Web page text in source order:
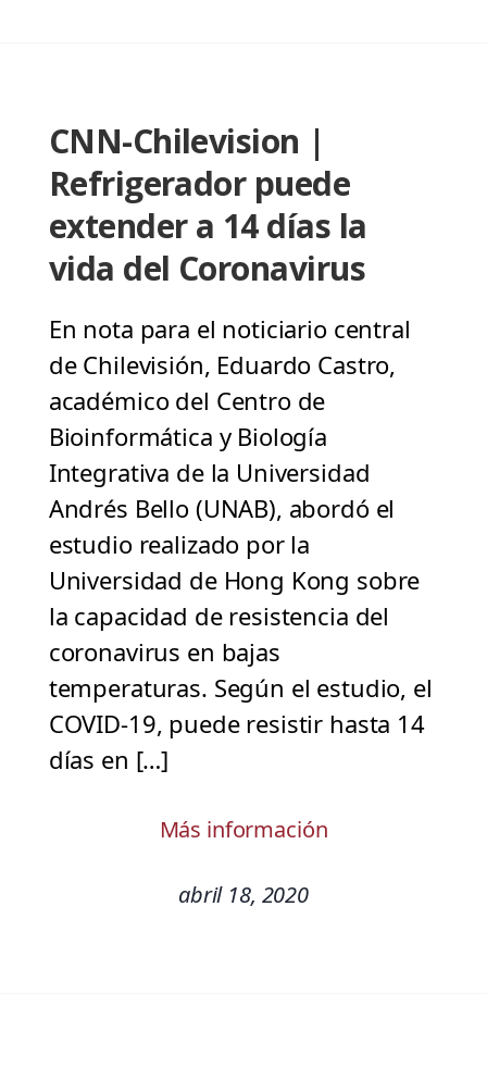
CNN-Chilevision |
Refrigerador puede
extender a 14 días la
vida del Coronavirus
En nota para el noticiario central
de Chilevisión, Eduardo Castro,
académico del Centro de
Bioinformática y Biología
Integrativa de la Universidad
Andrés Bello (UNAB), abordó el
estudio realizado por la
Universidad de Hong Kong sobre
la capacidad de resistencia del
coronavirus en bajas
temperaturas. Según el estudio, el
COVID-19, puede resistir hasta 14
días en […]
Más información
abril 18, 2020